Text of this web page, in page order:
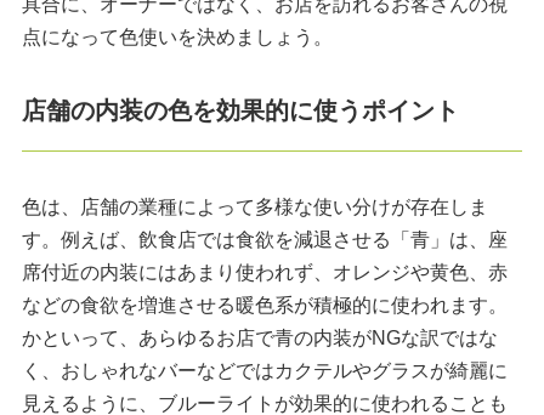
点になって色使いを決めましょう。
店舗の内装の色を効果的に使うポイント
色は、店舗の業種によって多様な使い分けが存在しま
す。例えば、飲食店では食欲を減退させる「青」は、座
席付近の内装にはあまり使われず、オレンジや黄色、赤
などの食欲を増進させる暖色系が積極的に使われます。
かといって、あらゆるお店で青の内装がNGな訳ではな
く、おしゃれなバーなどではカクテルやグラスが綺麗に
見えるように、ブルーライトが効果的に使われることも